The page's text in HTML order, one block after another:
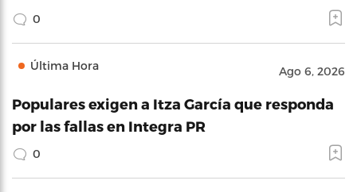
0
Última Hora Ago 6, 2026
Populares exigen a Itza García que responda
por las fallas en Integra PR
0